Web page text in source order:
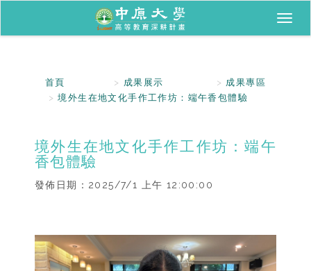
首頁 成果展示
成果專區
境外生在地文化手作工作坊：端午香包體驗
境外生在地文化手作工作坊：端午
香包體驗
發佈日期： 2025/7/1 上午 12:00:00